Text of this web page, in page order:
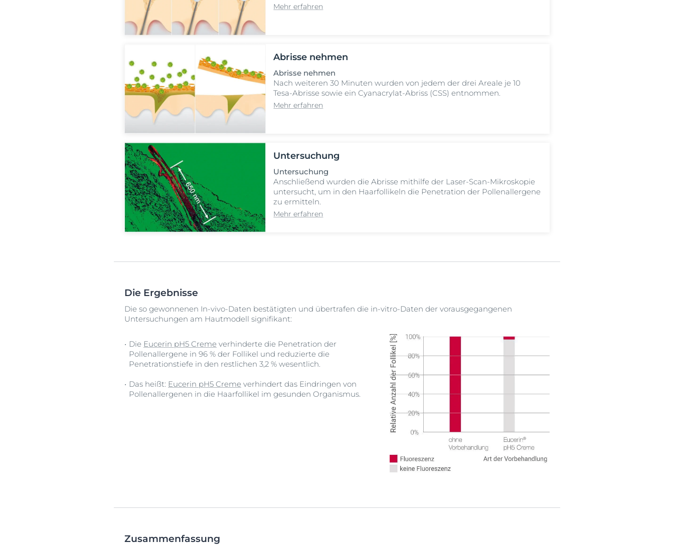
Mehr erfahren
Abrisse nehmen
Abrisse nehmen
Nach weiteren 30 Minuten wurden von jedem der drei Areale je 10
Tesa-Abrisse sowie ein Cyanacrylat-Abriss (CSS) entnommen.
Mehr erfahren
Untersuchung
Untersuchung
Anschließend wurden die Abrisse mithilfe der Laser-Scan-Mikroskopie
untersucht, um in den Haarfollikeln die Penetration der Pollenallergene
zu ermitteln.
Mehr erfahren
Die Ergebnisse
Die so gewonnenen In-vivo-Daten bestätigten und übertrafen die in-vitro-Daten der vorausgegangenen
Untersuchungen am Hautmodell signifikant:
Die Eucerin pH5 Creme verhinderte die Penetration der
Pollenallergene in 96 % der Follikel und reduzierte die
Penetrationstiefe in den restlichen 3,2 % wesentlich.
Das heißt: Eucerin pH5 Creme verhindert das Eindringen von
Pollenallergenen in die Haarfollikel im gesunden Organismus.
Zusammenfassung